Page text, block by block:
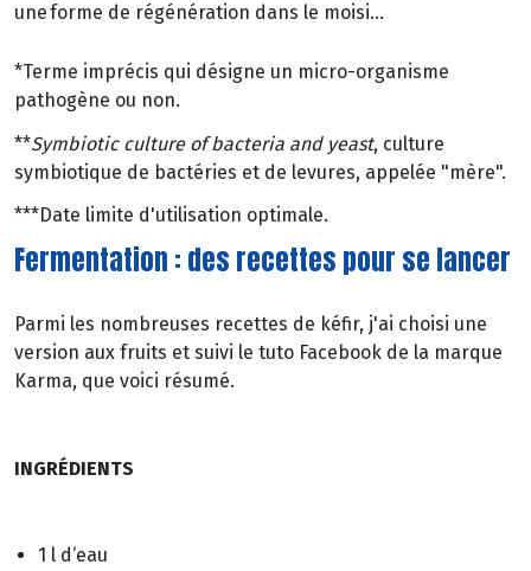
une forme de régénération dans le moisi...
*Terme imprécis qui désigne un micro-organisme
pathogène ou non.
**Symbiotic culture of bacteria and yeast, culture
symbiotique de bactéries et de levures, appelée "mère".
***Date limite d'utilisation optimale.
Fermentation : des recettes pour se lancer
Parmi les nombreuses recettes de kéfir, j'ai choisi une
version aux fruits et suivi le tuto Facebook de la marque
Karma, que voici résumé.
INGRÉDIENTS
1 l d‘eau